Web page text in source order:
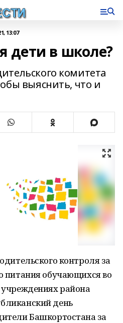
13:07
дети в школе?
комитета
выяснить, что и
контроля за
питания обучающихся во
учреждениях района
день
Башкортостана за